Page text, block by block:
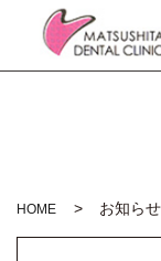
HOME お知らせ